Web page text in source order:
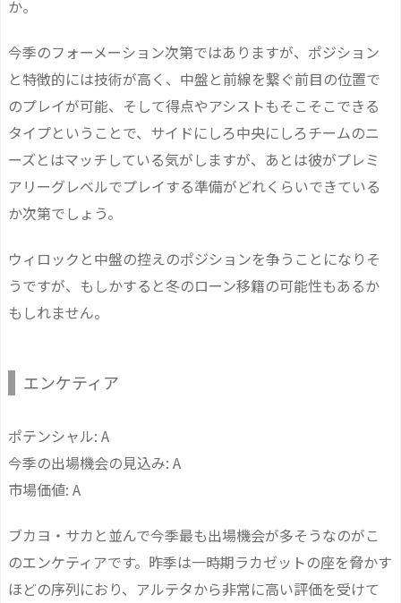
か。
今季のフォーメーション次第ではありますが、ポジション
と特徴的には技術が高く、中盤と前線を繋ぐ前目の位置で
のプレイが可能、そして得点やアシストもそこそこできる
タイプということで、サイドにしろ中央にしろチームのニ
ーズとはマッチしている気がしますが、あとは彼がプレミ
アリーグレベルでプレイする準備がどれくらいできている
か次第でしょう。
ウィロックと中盤の控えのポジションを争うことになりそ
うですが、もしかすると冬のローン移籍の可能性もあるか
もしれません。
エンケティア
ポテンシャル: A
今季の出場機会の見込み: A
市場価値: A
ブカヨ・サカと並んで今季最も出場機会が多そうなのがこ
のエンケティアです。昨季は一時期ラカゼットの座を脅かす
ほどの序列におり、アルテタから非常に高い評価を受けて